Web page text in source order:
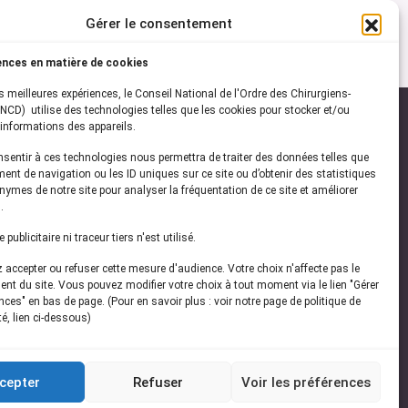
Gérer le consentement
en matière de cookies
meilleures expériences, le Conseil National de l'Ordre des Chirurgiens-
utilise des technologies telles que les cookies pour stocker et/ou
des appareils.
à ces technologies nous permettra de traiter des données telles que
de navigation ou les ID uniques sur ce site ou d’obtenir des statistiques
de notre site pour analyser la fréquentation de ce site et améliorer
publicitaire ni traceur tiers n'est utilisé.
accepter ou refuser cette mesure d'audience. Votre choix n'affecte pas le
du site. Vous pouvez modifier votre choix à tout moment via le lien "Gérer
en bas de page. (Pour en savoir plus : voir notre page de politique de
lien ci-dessous)
Refuser Voir les préférences
vous à notrenewsletter
les dernières actualités de l'ONCD